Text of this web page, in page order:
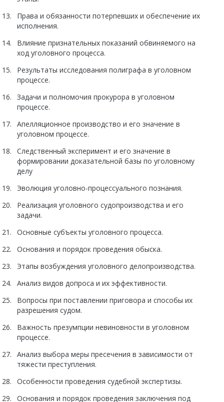
Права и обязанности потерпевших и обеспечение их
исполнения.
Влияние признательных показаний обвиняемого на
ход уголовного процесса.
Результаты исследования полиграфа в уголовном
процессе.
Задачи и полномочия прокурора в уголовном
процессе.
Апелляционное производство и его значение в
уголовном процессе.
Следственный эксперимент и его значение в
формировании доказательной базы по уголовному
делу
Эволюция уголовно-процессуального познания.
Реализация уголовного судопроизводства и его
задачи.
Основные субъекты уголовного процесса.
Основания и порядок проведения обыска.
Этапы возбуждения уголовного делопроизводства.
Анализ видов допроса и их эффективности.
Вопросы при поставлении приговора и способы их
разрешения судом.
Важность презумпции невиновности в уголовном
процессе.
Анализ выбора меры пресечения в зависимости от
тяжести преступления.
Особенности проведения судебной экспертизы.
Основания и порядок проведения заключения под